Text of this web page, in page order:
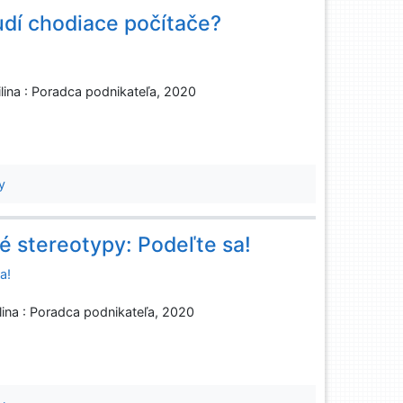
chodiace počítače?
: Poradca podnikateľa, 2020
stereotypy: Podeľte sa!
: Poradca podnikateľa, 2020